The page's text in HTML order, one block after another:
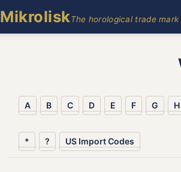
MikroliskThe horological trade mark
A B C D E F G H
* ? US Import Codes